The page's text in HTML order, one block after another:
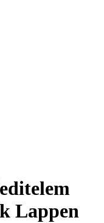
Lappen